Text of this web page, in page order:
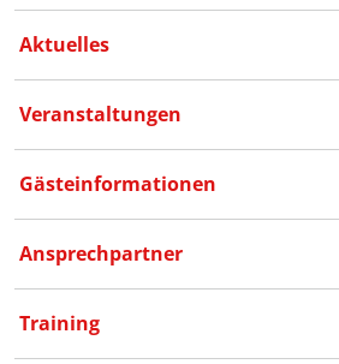
Aktuelles
Veranstaltungen
Gästeinformationen
Ansprechpartner
Training